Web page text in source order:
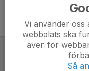
Lena Ström
Vi använder
webbplats ska
även för
Så